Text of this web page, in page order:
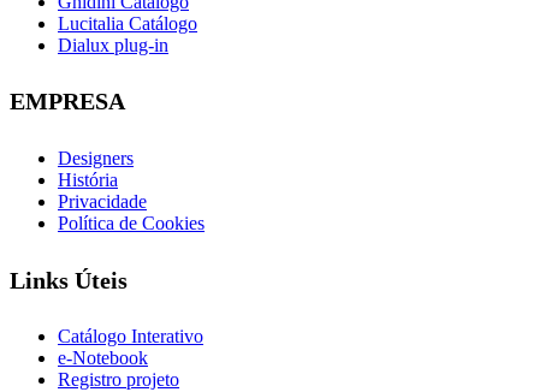
Lucitalia Catálogo
Dialux plug-in
EMPRESA
Designers
História
Privacidade
Política de Cookies
Links Úteis
Catálogo Interativo
e-Notebook
Registro projeto